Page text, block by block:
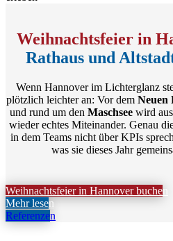
Weihnachtsfeier in
Rathaus und
Wenn Hannover im Lichterglanz
plötzlich leichter an: Vor dem Neuen
und rund um den Maschsee wird
wieder echtes Miteinander. Genau
in dem Teams nicht über KPIs
was sie dieses Jahr
Weihnachtsfeier in Hannover buchen
Mehr lesen
Referenzen